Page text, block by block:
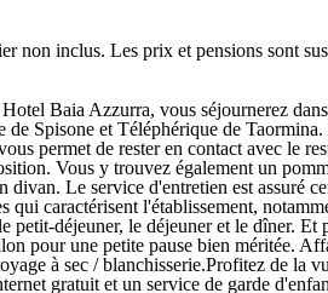
non inclus. Les prix et pensions sont
Baia Azzurra, vous séjournerez
Spisone et Téléphérique de
permet de rester en contact avec le
Vous y trouvez également un
Le service d'entretien est assuré
qui caractérisent l'établissement,
déjeuner, le déjeuner et le dîner.
pour une petite pause bien méritée.
à sec / blanchisserie.Profitez de
gratuit et un service de garde